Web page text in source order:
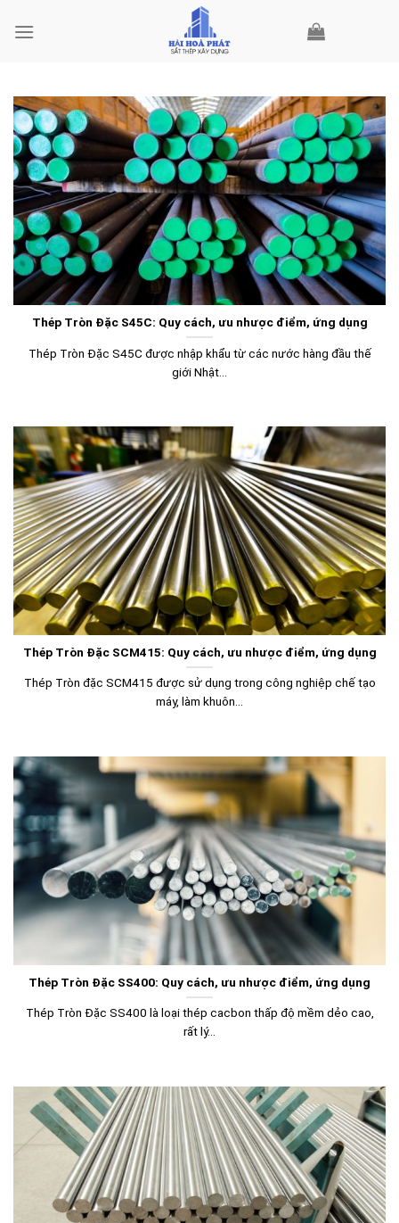
Thép Tròn Đặc S45C: Quy cách, ưu nhược điểm, ứng dụng
Thép Tròn Đặc S45C được nhập khẩu từ các nước hàng đầu thế
giới Nhật...
Thép Tròn Đặc SCM415: Quy cách, ưu nhược điểm, ứng dụng
Thép Tròn đặc SCM415 được sử dụng trong công nghiệp chế tạo
máy, làm khuôn...
Thép Tròn Đặc SS400: Quy cách, ưu nhược điểm, ứng dụng
Thép Tròn Đặc SS400 là loại thép cacbon thấp độ mềm dẻo cao,
rất lý...